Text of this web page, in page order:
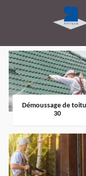
Démoussage de
30